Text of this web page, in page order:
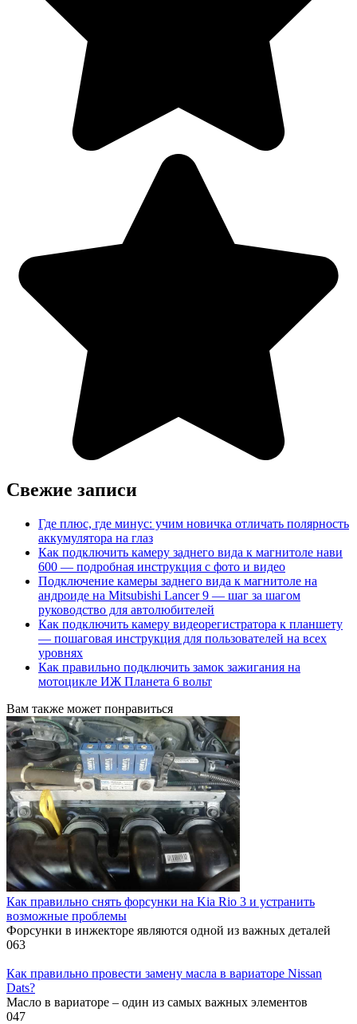
Свежие записи
Где плюс, где минус: учим новичка отличать полярность
аккумулятора на глаз
Как подключить камеру заднего вида к магнитоле нави
600 — подробная инструкция с фото и видео
Подключение камеры заднего вида к магнитоле на
андроиде на Mitsubishi Lancer 9 — шаг за шагом
руководство для автолюбителей
Как подключить камеру видеорегистратора к планшету
— пошаговая инструкция для пользователей на всех
уровнях
Как правильно подключить замок зажигания на
мотоцикле ИЖ Планета 6 вольт
Вам также может понравиться
Как правильно снять форсунки на Kia Rio 3 и устранить
возможные проблемы
Форсунки в инжекторе являются одной из важных деталей
063
Как правильно провести замену масла в вариаторе Nissan
Dats?
Масло в вариаторе – один из самых важных элементов
047